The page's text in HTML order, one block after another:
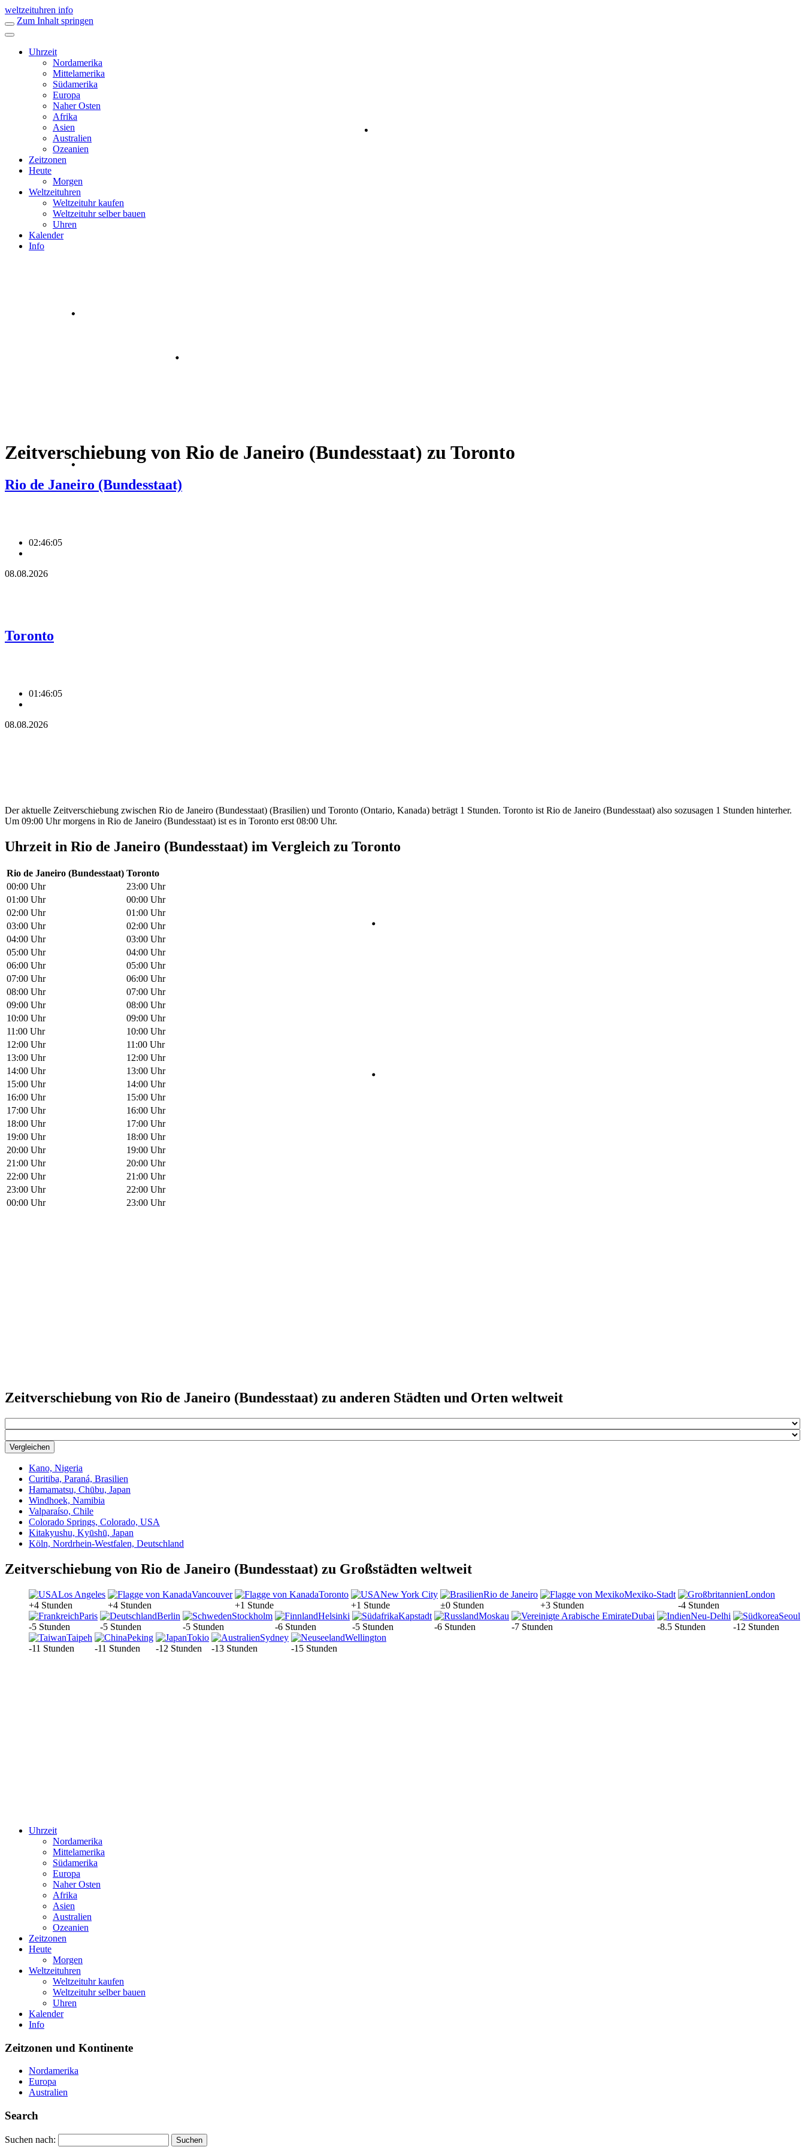
weltzeituhren info
Zum Inhalt springen
Uhrzeit
Nordamerika
Mittelamerika
Südamerika
Europa
Naher Osten
Afrika
Asien
Australien
Ozeanien
Zeitzonen
Heute
Morgen
Weltzeituhren
Weltzeituhr kaufen
Weltzeituhr selber bauen
Uhren
Kalender
Info
Zeitverschiebung von Rio de Janeiro (Bundesstaat) zu Toronto
Rio de Janeiro (Bundesstaat)
02:46:06
08.08.2026
Toronto
01:46:06
08.08.2026
Der aktuelle Zeitverschiebung zwischen Rio de Janeiro (Bundesstaat) (Brasilien) und Toronto (Ontario, Kanada) beträgt 1 Stunden. Toronto ist Rio de Janeiro (Bundesstaat) also sozusagen 1 Stunden hinterher.
Um 09:00 Uhr morgens in Rio de Janeiro (Bundesstaat) ist es in Toronto erst 08:00 Uhr.
Uhrzeit in Rio de Janeiro (Bundesstaat) im Vergleich zu Toronto
Rio de Janeiro (Bundesstaat) Toronto
00:00 Uhr
23:00 Uhr
01:00 Uhr
00:00 Uhr
02:00 Uhr
01:00 Uhr
03:00 Uhr
02:00 Uhr
04:00 Uhr
03:00 Uhr
05:00 Uhr
04:00 Uhr
06:00 Uhr
05:00 Uhr
07:00 Uhr
06:00 Uhr
08:00 Uhr
07:00 Uhr
09:00 Uhr
08:00 Uhr
10:00 Uhr
09:00 Uhr
11:00 Uhr
10:00 Uhr
12:00 Uhr
11:00 Uhr
13:00 Uhr
12:00 Uhr
14:00 Uhr
13:00 Uhr
15:00 Uhr
14:00 Uhr
16:00 Uhr
15:00 Uhr
17:00 Uhr
16:00 Uhr
18:00 Uhr
17:00 Uhr
19:00 Uhr
18:00 Uhr
20:00 Uhr
19:00 Uhr
21:00 Uhr
20:00 Uhr
22:00 Uhr
21:00 Uhr
23:00 Uhr
22:00 Uhr
00:00 Uhr
23:00 Uhr
Zeitverschiebung von Rio de Janeiro (Bundesstaat) zu anderen Städten und Orten weltweit
Vergleichen
Kano, Nigeria
Curitiba, Paraná, Brasilien
Hamamatsu, Chūbu, Japan
Windhoek, Namibia
Valparaíso, Chile
Colorado Springs, Colorado, USA
Kitakyushu, Kyūshū, Japan
Köln, Nordrhein-Westfalen, Deutschland
Zeitverschiebung von Rio de Janeiro (Bundesstaat) zu Großstädten weltweit
Los Angeles
+4 Stunden
Vancouver
+4 Stunden
Toronto
+1 Stunde
New York City
+1 Stunde
Rio de Janeiro
±0 Stunden
Mexiko-Stadt
+3 Stunden
London
-4 Stunden
Paris
-5 Stunden
Berlin
-5 Stunden
Stockholm
-5 Stunden
Helsinki
-6 Stunden
Kapstadt
-5 Stunden
Moskau
-6 Stunden
Dubai
-7 Stunden
Neu-Delhi
-8.5 Stunden
Seoul
-12 Stunden
Taipeh
-11 Stunden
Peking
-11 Stunden
Tokio
-12 Stunden
Sydney
-13 Stunden
Wellington
-15 Stunden
Uhrzeit
Nordamerika
Mittelamerika
Südamerika
Europa
Naher Osten
Afrika
Asien
Australien
Ozeanien
Zeitzonen
Heute
Morgen
Weltzeituhren
Weltzeituhr kaufen
Weltzeituhr selber bauen
Uhren
Kalender
Info
Zeitzonen und Kontinente
Nordamerika
Europa
Australien
Search
Suchen nach: